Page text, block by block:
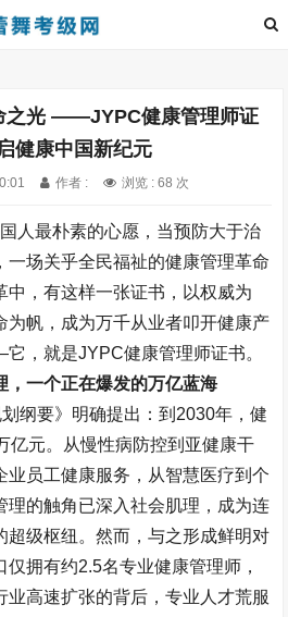
之光 ——JYPC健康管理师证
健康中国新纪元
作者 : 浏览 : 68 次
人最朴素的心愿，当预防大于治
一场关乎全民福祉的健康管理革命
中，有这样一张证书，以权威为
为帆，成为万千从业者叩开健康产
它，就是JYPC健康管理师证书。
，一个正在爆发的万亿蓝海
纲要》明确提出：到 2030年，健
亿元。从慢性病防控到亚健康干
业员工健康服务，从智慧医疗到个
理的触角已深入社会肌理，成为连
超级枢纽。然而，与之形成鲜明对
仅拥有约2.5名专业健康管理师，
业高速扩张的背后，专业人才荒服